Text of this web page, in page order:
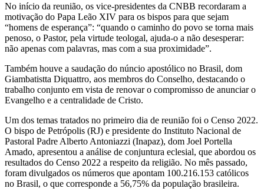
No início da reunião, os vice-presidentes da CNBB recordaram a
motivação do Papa Leão XIV para os bispos para que sejam
“homens de esperança”: “quando o caminho do povo se torna mais
penoso, o Pastor, pela virtude teologal, ajuda-o a não desesperar:
não apenas com palavras, mas com a sua proximidade”.
Também houve a saudação do núncio apostólico no Brasil, dom
Giambatistta Diquattro, aos membros do Conselho, destacando o
trabalho conjunto em vista de renovar o compromisso de anunciar o
Evangelho e a centralidade de Cristo.
Um dos temas tratados no primeiro dia de reunião foi o Censo 2022.
O bispo de Petrópolis (RJ) e presidente do Instituto Nacional de
Pastoral Padre Alberto Antoniazzi (Inapaz), dom Joel Portella
Amado, apresentou a análise de conjuntura eclesial, que abordou os
resultados do Censo 2022 a respeito da religião. No mês passado,
foram divulgados os números que apontam 100.216.153 católicos
no Brasil, o que corresponde a 56,75% da população brasileira.